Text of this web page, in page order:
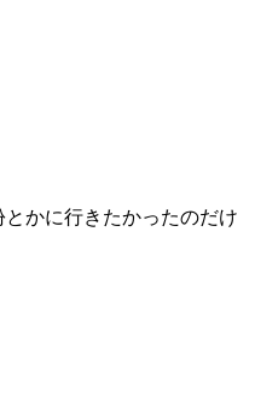
かに行きたかったのだけ